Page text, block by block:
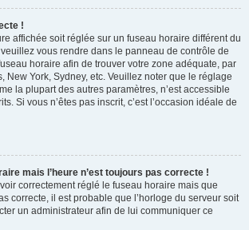
!
affichée soit réglée sur un fuseau horaire différent du
vous rendre dans le panneau de contrôle de
horaire afin de trouver votre zone adéquate, par
New York, Sydney, etc. Veuillez noter que le réglage
la plupart des autres paramètres, n’est accessible
Si vous n’êtes pas inscrit, c’est l’occasion idéale de
mais l’heure n’est toujours pas correcte !
correctement réglé le fuseau horaire mais que
correcte, il est probable que l’horloge du serveur soit
un administrateur afin de lui communiquer ce